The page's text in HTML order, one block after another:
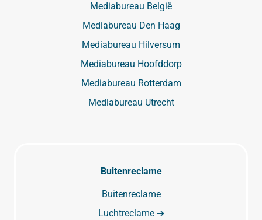
Mediabureau België
Mediabureau Den Haag
Mediabureau Hilversum
Mediabureau Hoofddorp
Mediabureau Rotterdam
Mediabureau Utrecht
Buitenreclame
Buitenreclame
Luchtreclame ➔